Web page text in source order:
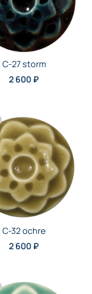
C-27 storm
2 600 ₽
C-32 ochre
2 600 ₽